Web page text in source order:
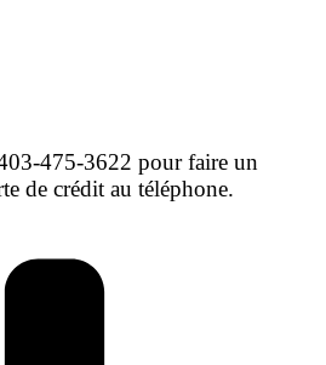
475-3622 pour faire un
de crédit au téléphone.